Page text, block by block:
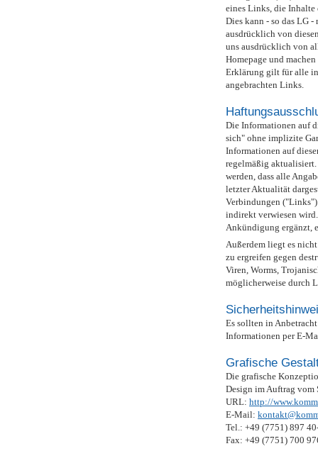
eines Links, die
Dies kann - so das LG
ausdrücklich von
uns ausdrücklich von
Homepage und
Erklärung gilt für alle
angebrachten Links.
Die Informationen auf
sich" ohne implizite
Informationen auf
regelmäßig
werden, dass alle
letzter Aktualität
Verbindungen ("Links")
indirekt verwiesen
Ankündigung ergänzt,
Außerdem liegt es
zu ergreifen gegen
Viren, Worms,
möglicherweise durch
Es sollten in
Informationen per E-
Grafische
Die grafische
Design im Auftrag vom
URL:http://
E-Mail:
Tel.: +49 (7751) 897
Fax: +49 (7751) 700